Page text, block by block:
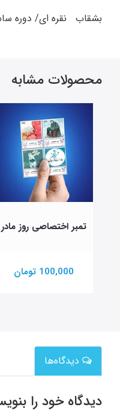
بشقاب نقره ای/ دوره
محصولات مشابه
تمبر اختصاصی روز مادر
100,000 تومان
دیدگاه‌ها
دیدگاه خود را